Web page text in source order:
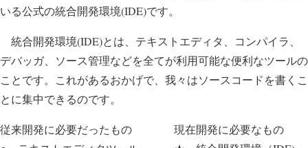
いる公式の統合開発環境(IDE)です。
統合開発環境(IDE)とは、テキストエディタ、コンパイラ、
デバッガ、ソース管理などを全てが利用可能な便利なツールの
ことです。これがあるおかげで、我々はソースコードを書くこ
とに集中できるのです。
従来開発に必要だったもの
現在開発に必要なもの